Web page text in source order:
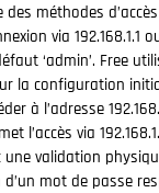
méthodes
via 192.168.1.1
‘admin’. Free
la configuration
à l’adresse
l’accès via
validation
mot de passe